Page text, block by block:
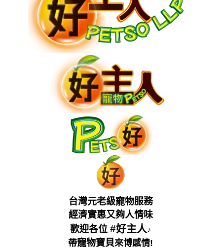
台灣元老級寵物服務
經濟實惠又夠人情味
歡迎各位 #好主人♪
帶寵物寶貝來博感情!